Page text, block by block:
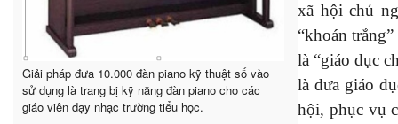
Giải pháp đưa 10.000 đàn piano kỹ thuật số vào
sử dụng là trang bị kỹ năng đàn piano cho các
giáo viên dạy nhạc trường tiểu học.
xã hội chủ
“khoán
là “giáo dục
là đưa giáo
hội, phục vụ